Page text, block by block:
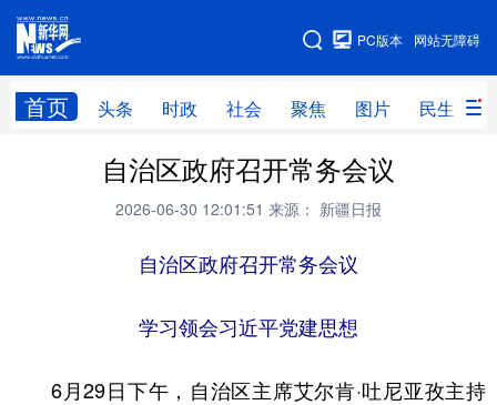
网站无障碍
PC版本
首页 头条 时政 社会 聚焦 图片 民生
网站地图
时政 社会
民生 访谈
专题 服务
自治区政府召开常务会议
2026-06-30 12:01:51 来源： 新疆日报
自治区政府召开常务会议
学习领会习近平党建思想
6月29日下午，自治区主席艾尔肯·吐尼亚孜主持